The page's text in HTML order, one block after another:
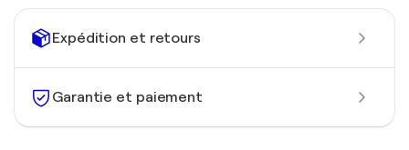
Expédition et retours
Garantie et paiement